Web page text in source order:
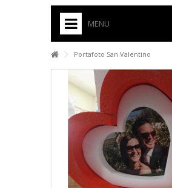
MENU
HOME
BASI PER TORTE CAKE DESIGN
CORNICI
LETTERE IN POLISTIROLO
SAGOME EDILIZIA
HOBBISTICA
Portafoto San Valentino